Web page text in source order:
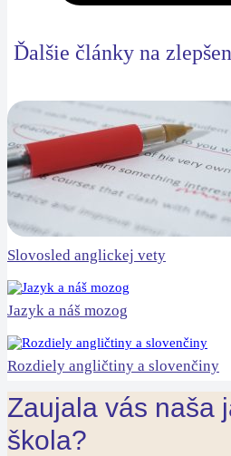
Ďalšie články na
Slovosled anglickej vety
Jazyk a náš mozog
Rozdiely angličtiny a slovenčiny
Zaujala vás naša
škola?